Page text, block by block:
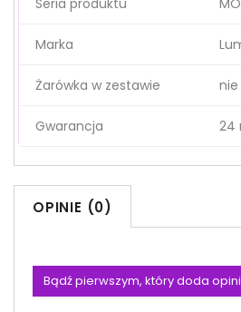
Marka
Żarówka w zestawie nie
Gwarancja 24
OPINIE (0)
Bądź pierwszym, który doda